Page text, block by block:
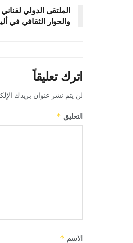
الملتقى الدولي
والحوار الثقافي في
اترك تعليقاً
لن يتم نشر عنوان بريدك
التعليق *
الاسم *